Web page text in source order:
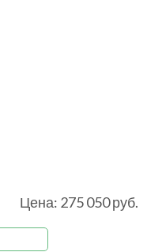
Цена: 275 050 руб.